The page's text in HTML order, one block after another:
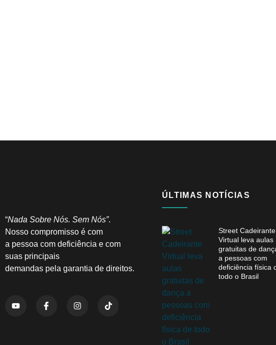
“Nada Sobre Nós. Sem Nós”.
Nosso compromisso é com
a pessoa com deficiência e com
suas principais
demandas pela garantia de direitos.
ÚLTIMAS NOTÍCIAS
Street Cadeirante
Virtual leva aulas
gratuitas de
a pessoas com
deficiência física
todo o Brasil